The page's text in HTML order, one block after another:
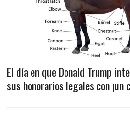
El día en que Donald Trump
sus honorarios legales con ¡un